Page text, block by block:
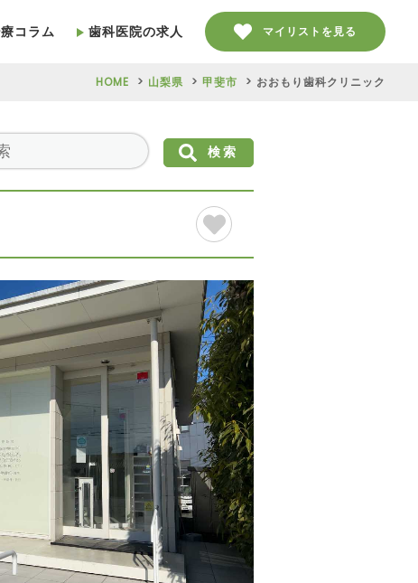
コラム 歯科医院の求人 マイリストを見る
HOME 山梨県 甲斐市 おおもり歯科クリニック
検索